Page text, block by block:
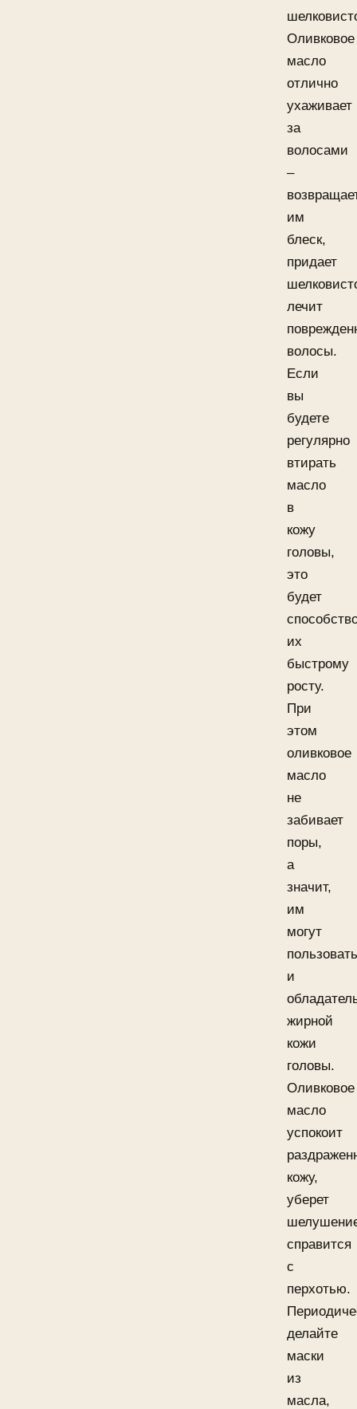
Оливковое
масло
отлично
ухаживает
за
волосами
–
им
блеск,
придает
лечит
волосы.
Если
вы
будете
регулярно
втирать
масло
в
кожу
головы,
это
будет
их
быстрому
росту.
При
этом
оливковое
масло
не
забивает
поры,
а
значит,
им
могут
и
жирной
кожи
головы.
Оливковое
масло
успокоит
кожу,
уберет
справится
с
перхотью.
делайте
маски
из
масла,